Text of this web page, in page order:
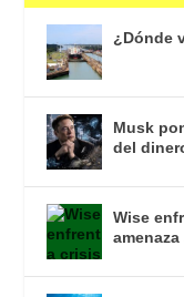
¿Dónde
Musk
del
Wise